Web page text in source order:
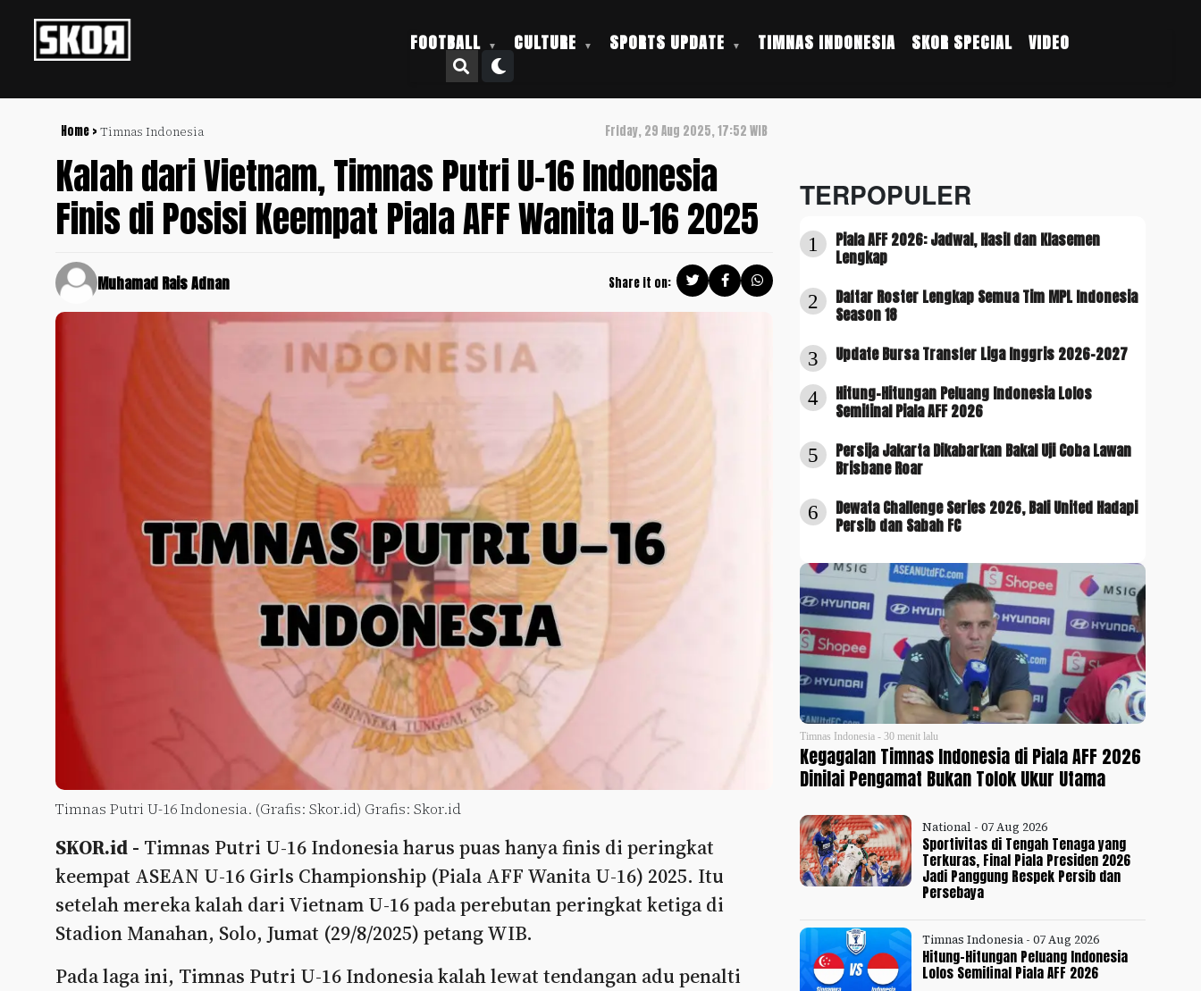
FOOTBALL CULTURE SPORTS UPDATE TIMNAS INDONESIA SKOR SPECIAL VIDEO
Home > Timnas Indonesia Friday, 29 Aug 2025, 17:52 WIB
Kalah dari Vietnam, Timnas Putri U-16 Indonesia
Finis di Posisi Keempat Piala AFF Wanita U-16 2025
Muhamad Rais Adnan Share it on:
Timnas Putri U-16 Indonesia. (Grafis: Skor.id) Grafis: Skor.id
SKOR.id - Timnas Putri U-16 Indonesia harus puas hanya finis di peringkat
keempat ASEAN U-16 Girls Championship (Piala AFF Wanita U-16) 2025. Itu
setelah mereka kalah dari Vietnam U-16 pada perebutan peringkat ketiga di
Stadion Manahan, Solo, Jumat (29/8/2025) petang WIB.
Pada laga ini, Timnas Putri U-16 Indonesia kalah lewat tendangan adu penalti
TERPOPULER
1
Piala AFF 2026: Jadwal, Hasil dan Klasemen
Lengkap
2
Daftar Roster Lengkap Semua Tim MPL Indonesia
Season 18
3 Update Bursa Transfer Liga Inggris 2026-2027
4
Hitung-Hitungan Peluang Indonesia Lolos
Semifinal Piala AFF 2026
5
Persija Jakarta Dikabarkan Bakal Uji Coba Lawan
Brisbane Roar
6
Dewata Challenge Series 2026, Bali United Hadapi
Persib dan Sabah FC
Timnas Indonesia - 30 menit lalu
Kegagalan Timnas Indonesia di Piala AFF 2026
Dinilai Pengamat Bukan Tolok Ukur Utama
National - 07 Aug 2026
Sportivitas di Tengah Tenaga yang
Terkuras, Final Piala Presiden 2026
Jadi Panggung Respek Persib dan
Persebaya
Timnas Indonesia - 07 Aug 2026
Hitung-Hitungan Peluang Indonesia
Lolos Semifinal Piala AFF 2026
Football +
Culture +
Sports
Update
+
Timnas
Indonesia
Policy
Pedoman
Pemberitaan
Media
Disclaimer
Tentang
Kami